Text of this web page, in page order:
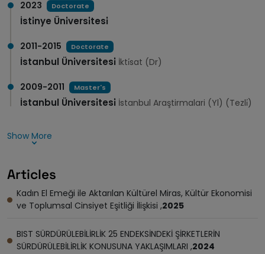
2023 Doctorate
İsti̇nye Üni̇versi̇tesi̇
2011-2015 Doctorate
İstanbul Üni̇versi̇tesi̇ İkti̇sat (Dr)
2009-2011 Master's
İstanbul Üni̇versi̇tesi̇ İstanbul Araştirmalari (Yl) (Tezli̇)
Show More
Articles
Kadın El Emeği ile Aktarılan Kültürel Miras, Kültür Ekonomisi
ve Toplumsal Cinsiyet Eşitliği İlişkisi ,2025
BIST SÜRDÜRÜLEBİLİRLİK 25 ENDEKSİNDEKİ ŞİRKETLERİN
SÜRDÜRÜLEBİLİRLİK KONUSUNA YAKLAŞIMLARI ,2024